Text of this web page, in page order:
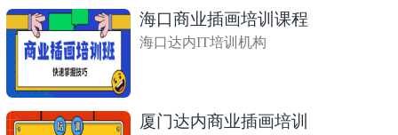
海口商业插画培训课程
海口达内IT培训机构
厦门达内商业插画培训